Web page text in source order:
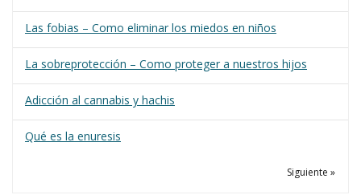
Las fobias – Como eliminar los miedos en niños
La sobreprotección – Como proteger a nuestros hijos
Adicción al cannabis y hachis
Qué es la enuresis
Siguiente »